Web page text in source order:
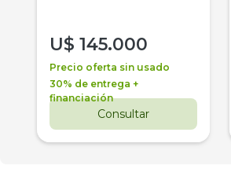
U$ 145.000
Precio oferta sin usado
30% de entrega +
financiación
Consultar